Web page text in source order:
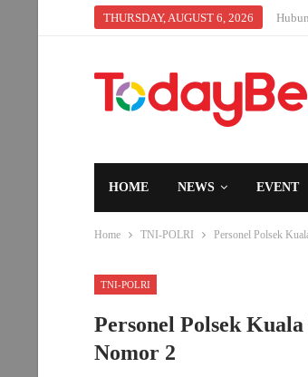
THURSDAY, AUGUST 6, 2026
HOME NEWS EVENT
Home TNI-POLRI Personel Polsek
TNI-POLRI
Personel Polsek
Nomor 2